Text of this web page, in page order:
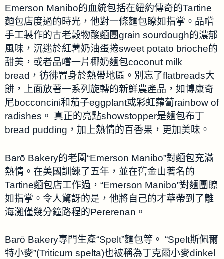
Emerson Manibo的血統包括在紐約傳奇的Tartine
麵包店度過的時光，他對一條麵包瞭如指掌。品嚐
手工製作的古老穀物酸麵團grain sourdough的濃郁
風味，沉迷於紅薯奶油蛋捲sweet potato brioche的
甜美，或者品嚐一片椰奶麵包coconut milk
bread，彷彿置身於熱帶地區。別忘了flatbreads大
餅，上面放著一系列旋轉的新鮮農產品，如博康奇
尼bocconcini和茄子eggplant或彩虹蘿蔔rainbow of
radishes。 真正的亮點showstopper是麵包布丁
bread pudding，加上熱情的百香果，更加美味。
Barō Bakery的老闆“Emerson Manibo”對麵包充滿
熱情。在美國訓練了五年，並在舊金山著名的
Tartine麵包店工作過，“Emerson Manibo”對麵團瞭
如指掌。令人驚訝的是，他將自己的才華帶到了離
海灘僅幾分鐘路程的Pererenan。
Barō Bakery專門生產“Spelt”麵包等。 “Spelt斯佩爾
特小麥”(Triticum spelta)也被稱為丁克爾小麥dinkel